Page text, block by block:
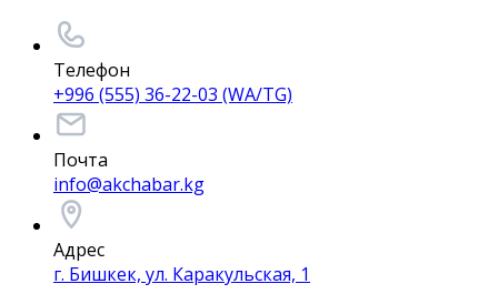
Телефон
+996 (555) 36-22-03 (WA/TG)
Почта
info@akchabar.kg
Адрес
г. Бишкек, ул. Каракульская, 1